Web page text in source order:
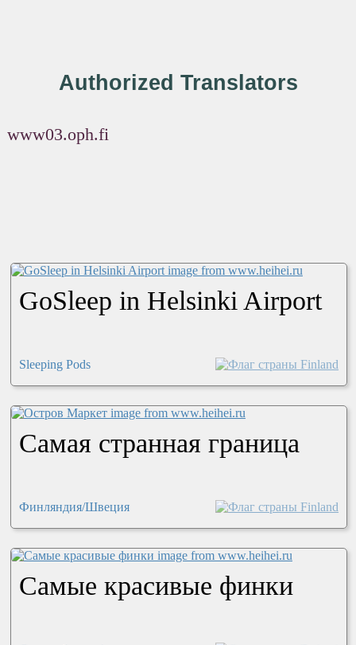
Authorized Translators
www03.oph.fi
GoSleep in Helsinki Airport
Sleeping Pods
Самая странная граница
Финляндия/Швеция
Самые красивые финки